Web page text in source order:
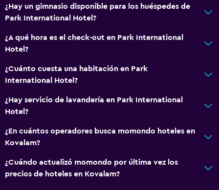
¿Hay un gimnasio disponible para los huéspedes de
Park International Hotel?
¿A qué hora es el check-out en Park International
Hotel?
¿Cuánto cuesta una habitación en Park
International Hotel?
¿Hay servicio de lavandería en Park International
Hotel?
¿En cuántos operadores busca momondo hoteles en
Kovalam?
¿Cuándo actualizó momondo por última vez los
precios de hoteles en Kovalam?